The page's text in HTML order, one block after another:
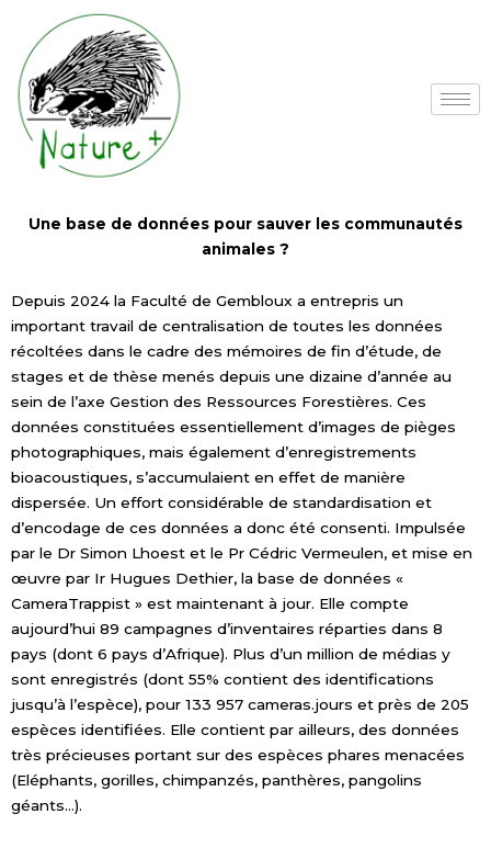
contenu
Une base de données pour sauver les communautés
animales ?
Depuis 2024 la Faculté de Gembloux a entrepris un
important travail de centralisation de toutes les données
récoltées dans le cadre des mémoires de fin d’étude, de
stages et de thèse menés depuis une dizaine d’année au
sein de l’axe Gestion des Ressources Forestières. Ces
données constituées essentiellement d’images de pièges
photographiques, mais également d’enregistrements
bioacoustiques, s’accumulaient en effet de manière
dispersée. Un effort considérable de standardisation et
d’encodage de ces données a donc été consenti. Impulsée
par le Dr Simon Lhoest et le Pr Cédric Vermeulen, et mise en
œuvre par Ir Hugues Dethier, la base de données «
CameraTrappist » est maintenant à jour. Elle compte
aujourd’hui 89 campagnes d’inventaires réparties dans 8
pays (dont 6 pays d’Afrique). Plus d’un million de médias y
sont enregistrés (dont 55% contient des identifications
jusqu’à l’espèce), pour 133 957 cameras.jours et près de 205
espèces identifiées. Elle contient par ailleurs, des données
très précieuses portant sur des espèces phares menacées
(Eléphants, gorilles, chimpanzés, panthères, pangolins
géants…).